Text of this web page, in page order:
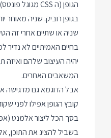
שניה או שתיים אחרי זה
יהיה העיצוב שלהם
המשאבים האחרים.
אבל הדוגמא גם מדגישה
בסך הכל ליצור אלמנט
בשביל להציג את התוכן,